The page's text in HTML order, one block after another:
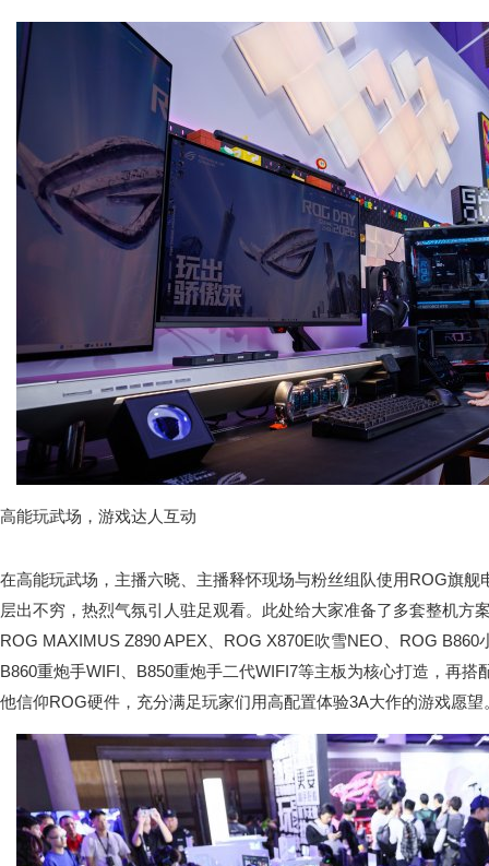
高能玩武场，游戏达人互动
在高能玩武场，主播六晓、主播释怀现场与粉丝组队使用ROG旗
层出不穷，热烈气氛引人驻足观看。此处给大家准备了多套整机方
ROG MAXIMUS Z890 APEX、ROG X870E吹雪NEO、ROG B860
B860重炮手WIFI、B850重炮手二代WIFI7等主板为核心打造，再
他信仰ROG硬件，充分满足玩家们用高配置体验3A大作的游戏愿望